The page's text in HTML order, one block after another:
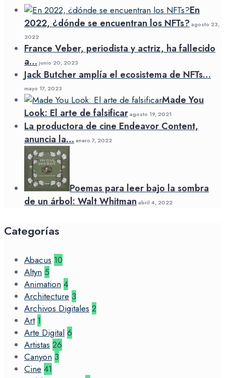
En
2022, ¿dónde se encuentran los NFTs?agosto 23,
2022
France Veber, periodista y actriz, ha fallecido
a… junio 20, 2023
Jack Butcher amplía el ecosistema de NFTs…
mayo 17, 2023
Made You
Look: El arte de falsificaragosto 19, 2021
La productora de cine Endeavor Content,
anuncia la… enero 7, 2022
Poemas para leer bajo la sombra
de un árbol: Walt Whitman abril 4, 2022
Categorías
Abacus 10
Altyn 5
Animation 4
Architecture 3
Archivos Digitales 2
Art 1
Arte Digital 6
Artistas 26
Canyon 3
Cine 41